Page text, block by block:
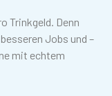
Trinkgeld. Denn
Jobs und –
mit echtem